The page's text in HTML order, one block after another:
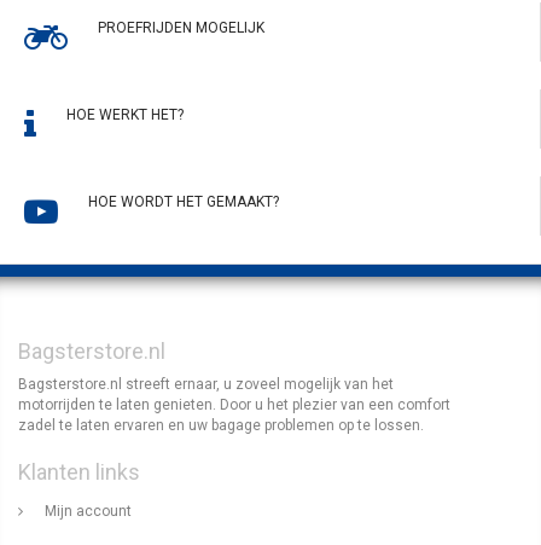
PROEFRIJDEN MOGELIJK
HOE WERKT HET?
HOE WORDT HET GEMAAKT?
Bagsterstore.nl
Bagsterstore.nl streeft ernaar, u zoveel mogelijk van het
motorrijden te laten genieten. Door u het plezier van een comfort
zadel te laten ervaren en uw bagage problemen op te lossen.
Klanten links
Mijn account